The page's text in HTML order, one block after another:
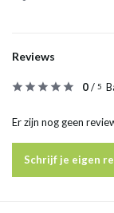
Reviews
0/ 5
Er zijn nog geen
Schrijf je eigen